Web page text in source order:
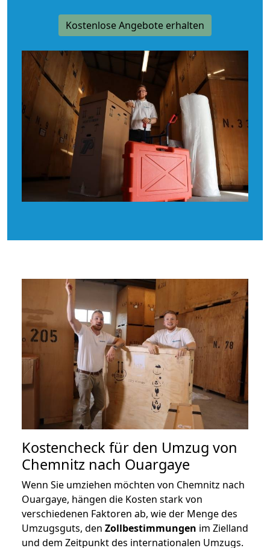
Kostenlose Angebote erhalten
Kostencheck für den Umzug von
Chemnitz nach Ouargaye
Wenn Sie umziehen möchten von Chemnitz nach
Ouargaye, hängen die Kosten stark von
verschiedenen Faktoren ab, wie der Menge des
Umzugsguts, den Zollbestimmungen im Zielland
und dem Zeitpunkt des internationalen Umzugs.